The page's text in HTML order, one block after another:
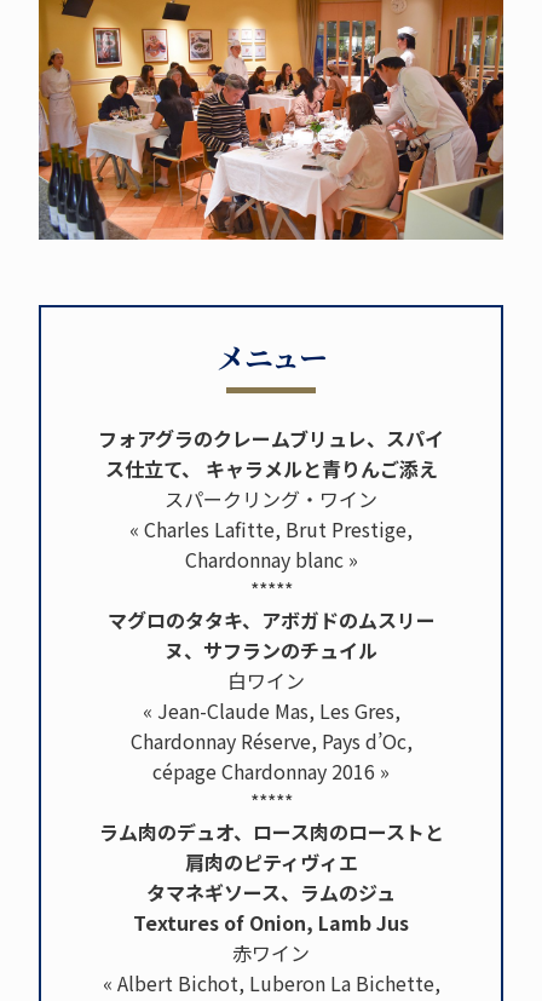
メニュー
フォアグラのクレームブリュレ、スパイ
ス仕立て、 キャラメルと青りんご添え
スパークリング・ワイン
« Charles Lafitte, Brut Prestige,
Chardonnay blanc »
*****
マグロのタタキ、アボガドのムスリー
ヌ、サフランのチュイル
白ワイン
« Jean-Claude Mas, Les Gres,
Chardonnay Réserve, Pays d’Oc,
cépage Chardonnay 2016 »
*****
ラム肉のデュオ、ロース肉のローストと
肩肉のピティヴィエ
タマネギソース、ラムのジュ
Textures of Onion, Lamb Jus
赤ワイン
« Albert Bichot, Luberon La Bichette,